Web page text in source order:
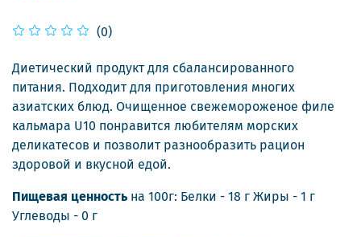
(0)
Диетический продукт для сбалансированного
питания. Подходит для приготовления многих
азиатских блюд. Очищенное свежемороженое филе
кальмара U10 понравится любителям морских
деликатесов и позволит разнообразить рацион
здоровой и вкусной едой.
Пищевая ценность на 100г: Белки - 18 г Жиры - 1 г
Углеводы - 0 г